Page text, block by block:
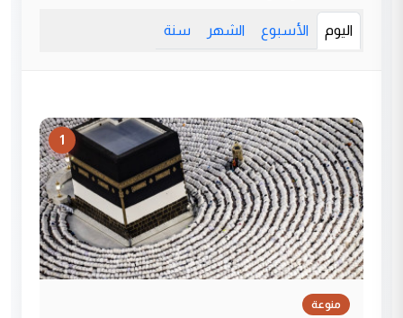
اليوم الأسبوع الشهر سنة
1
منوعة